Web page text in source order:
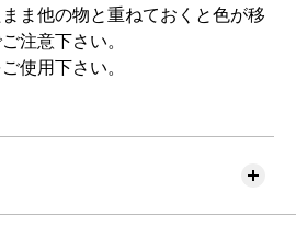
ま他の物と重ねておくと色が移
注意下さい。
使用下さい。